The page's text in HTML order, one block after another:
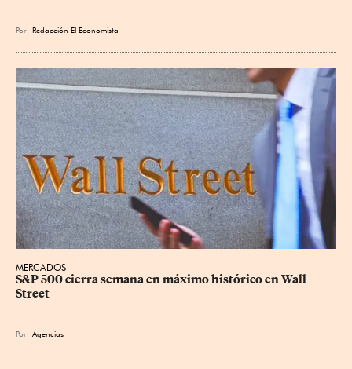
Por Redacción El Economista
MERCADOS
S&P 500 cierra semana en máximo histórico en Wall
Street
Por Agencias